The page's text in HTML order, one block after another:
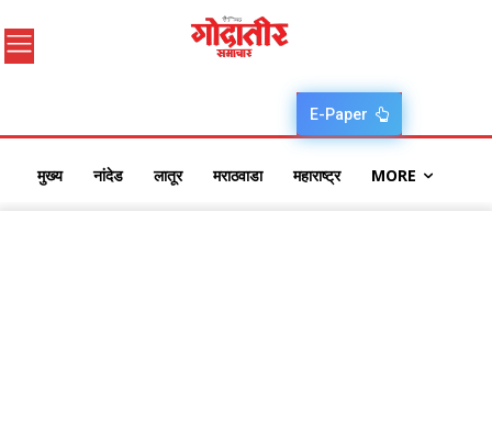
E-Paper
मुख्य नांदेड लातूर मराठवाडा महाराष्ट्र MORE